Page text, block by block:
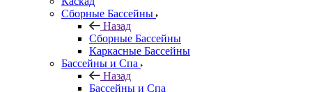
Сборные Бассейны
Назад
Сборные Бассейны
Каркасные Бассейны
Бассейны и Спа
Назад
Бассейны и Спа